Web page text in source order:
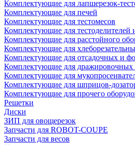
Комплектующие для лапшерезок-
Комплектующие для печей
Комплектующие для тестомесов
Комплектующие для тестоделителей
Комплектующие для расстойного
Комплектующие для
Комплектующие для отсадочных и
Комплектующие для дражировочных
Комплектующие для
Комплектующие для шприцов-
Комплектующие для прочего
Решетки
Диски
ЗИП для овощерезок
Запчасти для ROBOT-COUPE
Запчасти для весов